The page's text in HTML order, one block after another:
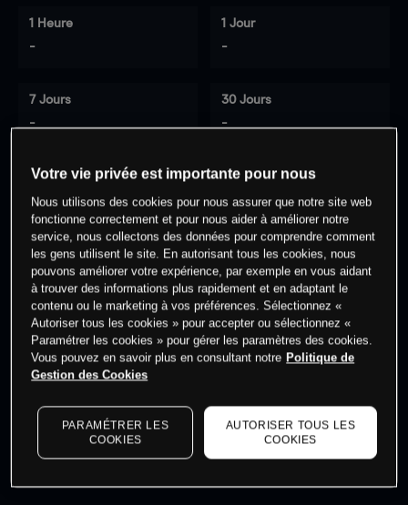
1 Heure
-
1 Jour
-
7 Jours
-
30 Jours
-
0% des clients ont une position àsur
cet actif
Commencez à trader
Les prix sont indicatifs.Connectez-vouspour voir les
dernières données du marché.Log into see latest
Votre vie privée est importante pour nous
Nous utilisons des cookies pour nous assurer que notre site web
fonctionne correctement et pour nous aider à améliorer notre
service, nous collectons des données pour comprendre comment
les gens utilisent le site. En autorisant tous les cookies, nous
pouvons améliorer votre expérience, par exemple en vous aidant
à trouver des informations plus rapidement et en adaptant le
contenu ou le marketing à vos préférences. Sélectionnez «
Autoriser tous les cookies » pour accepter ou sélectionnez «
Paramétrer les cookies » pour gérer les paramètres des cookies.
Vous pouvez en savoir plus en consultant notre Politique de
Gestion des Cookies
PARAMÉTRER LES
COOKIES
AUTORISER TOUS LES
COOKIES